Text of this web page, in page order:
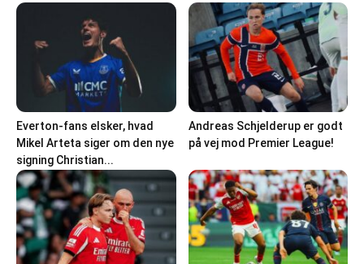
Everton-fans elsker, hvad
Mikel Arteta siger om den nye
signing Christian...
Andreas Schjelderup er godt
på vej mod Premier League!